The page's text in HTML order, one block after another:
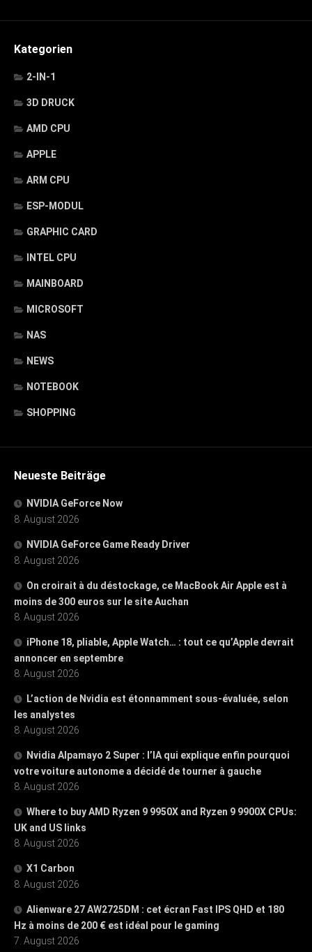
Kategorien
2-IN-1
3D DRUCK
AMD CPU
APPLE
ARM CPU
ESP-MODUL
GRAPHIC CARD
INTEL CPU
MAINBOARD
MICROSOFT
NAS
NEWS
NOTEBOOK
SHOPPING
Neueste Beiträge
NVIDIA GeForce Now
8. August 2026
NVIDIA GeForce Game Ready Driver
8. August 2026
On croirait à du déstockage, ce MacBook Air Apple est à
moins de 300 euros sur le site Auchan
8. August 2026
iPhone 18, pliable, Apple Watch… : tout ce qu’Apple devrait
annoncer en septembre
8. August 2026
L’action de Nvidia est étonnamment sous-évaluée, selon
les analystes
8. August 2026
Nvidia Alpamayo 2 Super : l’IA qui explique enfin pourquoi
votre voiture autonome a décidé de tourner à gauche
8. August 2026
Where to buy AMD Ryzen 9 9950X and Ryzen 9 9900X CPUs:
UK and US links
8. August 2026
X1 Carbon
8. August 2026
Alienware 27 AW2725DM : cet écran Fast IPS QHD et 180
Hz à moins de 200 € est idéal pour le gaming
7. August 2026